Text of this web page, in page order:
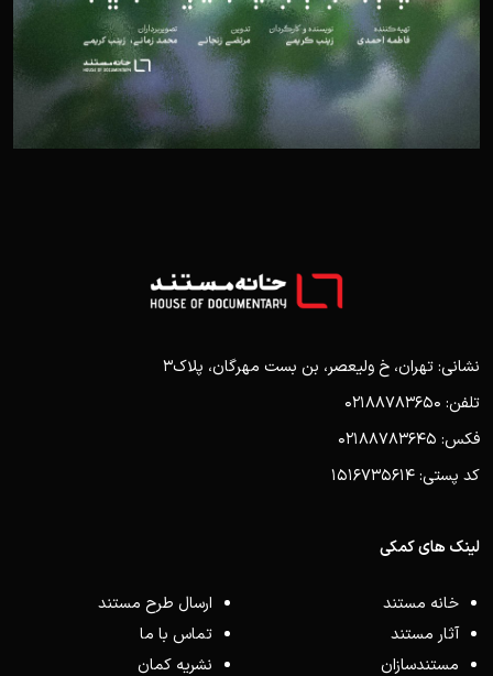
نشانی: تهران، خ ولیعصر، بن بست مهرگان، پلاک3
تلفن: 02188783650
فکس: 02188783645
کد پستی: 1516735614
لینک های کمکی
خانه مستند
آثار مستند
مستندسازان
ارسال طرح مستند
تماس با ما
نشریه کمان